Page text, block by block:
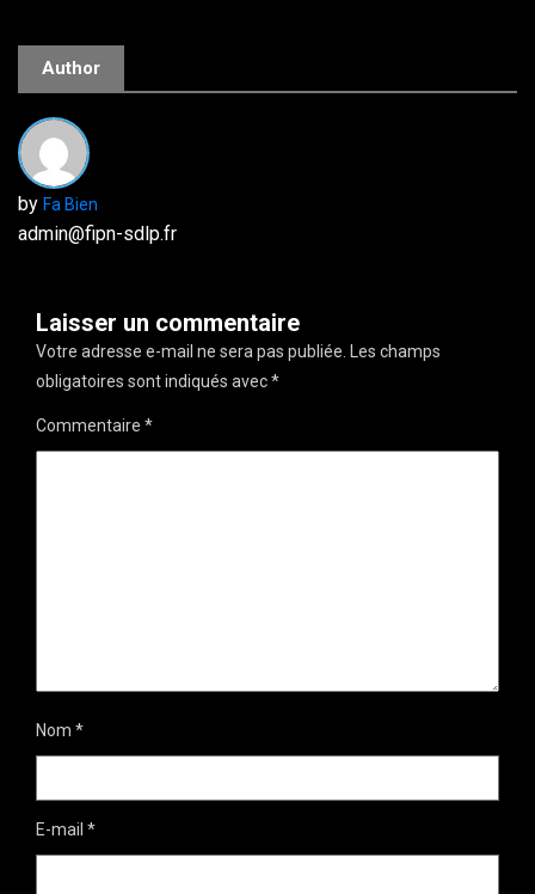
Author
by Fa Bien
admin@fipn-sdlp.fr
Laisser un commentaire
Votre adresse e-mail ne sera pas publiée.
Les champs
obligatoires sont indiqués avec*
Commentaire *
Nom *
E-mail *